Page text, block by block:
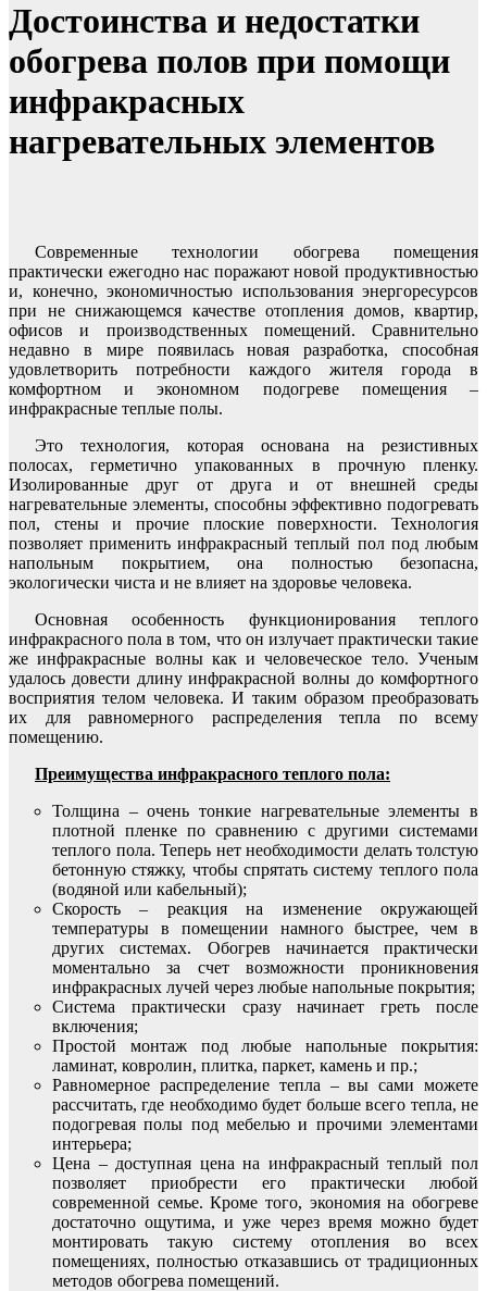
Достоинства и недостатки
обогрева полов при помощи
инфракрасных
нагревательных элементов
Современные технологии обогрева помещения
практически ежегодно нас поражают новой продуктивностью
и, конечно, экономичностью использования энергоресурсов
при не снижающемся качестве отопления домов, квартир,
офисов и производственных помещений. Сравнительно
недавно в мире появилась новая разработка, способная
удовлетворить потребности каждого жителя города в
комфортном и экономном подогреве помещения –
инфракрасные теплые полы.
Это технология, которая основана на резистивных
полосах, герметично упакованных в прочную пленку.
Изолированные друг от друга и от внешней среды
нагревательные элементы, способны эффективно подогревать
пол, стены и прочие плоские поверхности. Технология
позволяет применить инфракрасный теплый пол под любым
напольным покрытием, она полностью безопасна,
экологически чиста и не влияет на здоровье человека.
Основная особенность функционирования теплого
инфракрасного пола в том, что он излучает практически такие
же инфракрасные волны как и человеческое тело. Ученым
удалось довести длину инфракрасной волны до комфортного
восприятия телом человека. И таким образом преобразовать
их для равномерного распределения тепла по всему
помещению.
Преимущества инфракрасного теплого пола:
Толщина – очень тонкие нагревательные элементы в
плотной пленке по сравнению с другими системами
теплого пола. Теперь нет необходимости делать толстую
бетонную стяжку, чтобы спрятать систему теплого пола
(водяной или кабельный);
Скорость – реакция на изменение окружающей
температуры в помещении намного быстрее, чем в
других системах. Обогрев начинается практически
моментально за счет возможности проникновения
инфракрасных лучей через любые напольные покрытия;
Система практически сразу начинает греть после
включения;
Простой монтаж под любые напольные покрытия:
ламинат, ковролин, плитка, паркет, камень и пр.;
Равномерное распределение тепла – вы сами можете
рассчитать, где необходимо будет больше всего тепла, не
подогревая полы под мебелью и прочими элементами
интерьера;
Цена – доступная цена на инфракрасный теплый пол
позволяет приобрести его практически любой
современной семье. Кроме того, экономия на обогреве
достаточно ощутима, и уже через время можно будет
монтировать такую систему отопления во всех
помещениях, полностью отказавшись от традиционных
методов обогрева помещений.